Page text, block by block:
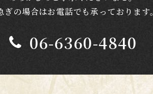
ぎの場合はお電話でも承っております。
06-6360-4840